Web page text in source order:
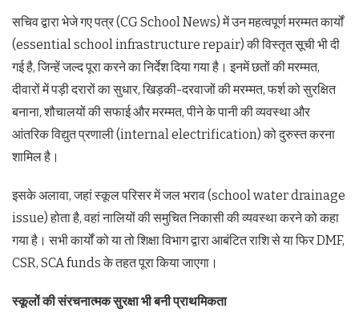
सचिव द्वारा भेजे गए पत्र (CG School News) में उन महत्वपूर्ण मरम्मत कार्यों
(essential school infrastructure repair) की विस्तृत सूची भी दी
गई है, जिन्हें जल्द पूरा करने का निर्देश दिया गया है। इनमें छतों की मरम्मत,
दीवारों में पड़ी दरारों का सुधार, खिड़की-दरवाजों की मरम्मत, फर्श को सुरक्षित
बनाना, शौचालयों की सफाई और मरम्मत, पीने के पानी की व्यवस्था और
आंतरिक विद्युत प्रणाली (internal electrification) को दुरुस्त करना
शामिल है।
इसके अलावा, जहां स्कूल परिसर में जल भराव (school water drainage
issue) होता है, वहां नालियों की समुचित निकासी की व्यवस्था करने को कहा
गया है। सभी कार्यों को या तो शिक्षा विभाग द्वारा आबंटित राशि से या फिर DMF,
CSR, SCA funds के तहत पूरा किया जाएगा।
स्कूलों की संरचनात्मक सुरक्षा भी बनी प्राथमिकता